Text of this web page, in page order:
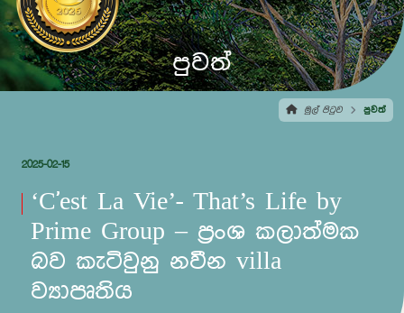
පුවත්
මුල් පිටුව පුවත්
2025-02-15
‘C'est La Vie’- That’s Life by
Prime Group – ප්‍රංශ කලාත්මක
බව කැටිවුනු නවීන villa
ව්‍යාපෘතිය